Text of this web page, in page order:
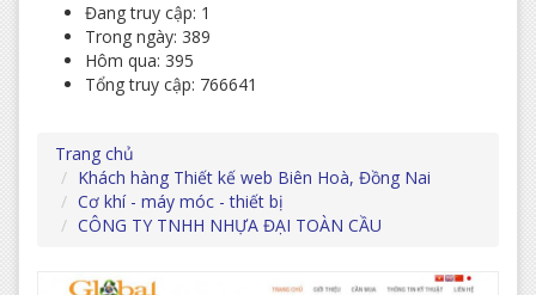
Đang truy cập: 1
Trong ngày: 389
Hôm qua: 395
Tổng truy cập: 766641
Trang chủ
Khách hàng Thiết kế web Biên Hoà, Đồng Nai
Cơ khí - máy móc - thiết bị
CÔNG TY TNHH NHỰA ĐẠI TOÀN CẦU